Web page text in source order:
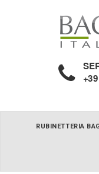
RUBINETTERIA